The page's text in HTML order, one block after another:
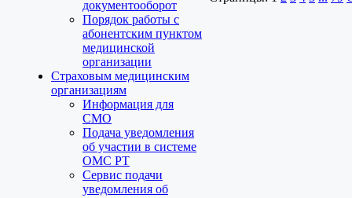
документооборот
Порядок работы с
абонентским пунктом
медицинской
организации
Страховым медицинским
организациям
Информация для
СМО
Подача уведомления
об участии в системе
ОМС РТ
Сервис подачи
уведомления об